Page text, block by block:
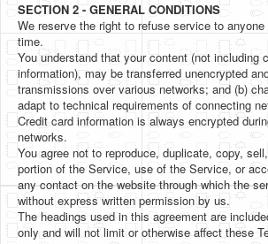
SECTION 2 - GENERAL CONDITIONS
We reserve the right to refuse service to
time.
You understand that your content (not including
information), may be transferred unencrypted
transmissions over various networks; and (b)
adapt to technical requirements of connecting
Credit card information is always encrypted
networks.
You agree not to reproduce, duplicate, copy,
portion of the Service, use of the Service, or
any contact on the website through which the
without express written permission by us.
The headings used in this agreement are
only and will not limit or otherwise affect these